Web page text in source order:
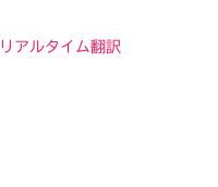
リアルタイム翻訳